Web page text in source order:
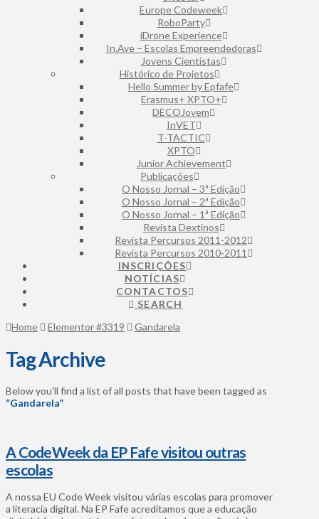
Europe Codeweek
RoboParty
iDrone Experience
In.Ave – Escolas Empreendedoras
Jovens Cientistas
Histórico de Projetos
Hello Summer by Epfafe
Erasmus+ XPTO+
DECOJovem
InVET
T-TACTIC
XPTO
Junior Achievement
Publicações
O Nosso Jornal – 3ª Edição
O Nosso Jornal – 2ª Edição
O Nosso Jornal – 1ª Edição
Revista Dextinos
Revista Percursos 2011-2012
Revista Percursos 2010-2011
INSCRIÇÕES
NOTÍCIAS
CONTACTOS
SEARCH
Home
Elementor #3319 Gandarela
Tag Archive
Below you'll find a list of all posts that have been tagged as
“Gandarela”
A CodeWeek da EP Fafe visitou outras
escolas
A nossa EU Code Week visitou várias escolas para promover
a literacia digital. Na EP Fafe acreditamos que a educação